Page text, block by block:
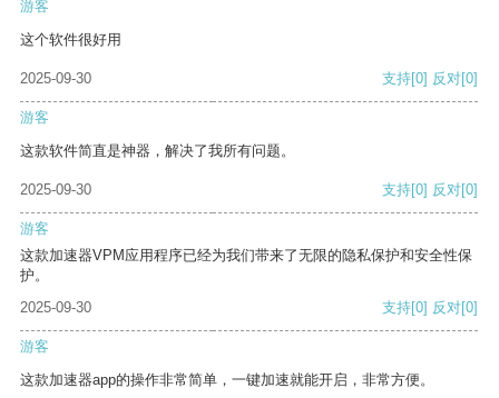
游客
这个软件很好用
2025-09-30 支持[0] 反对[0]
游客
这款软件简直是神器，解决了我所有问题。
2025-09-30 支持[0] 反对[0]
游客
这款加速器VPM应用程序已经为我们带来了无限的隐私保护和安全性保
护。
2025-09-30
支持[0] 反对[0]
游客
这款加速器app的操作非常简单，一键加速就能开启，非常方便。